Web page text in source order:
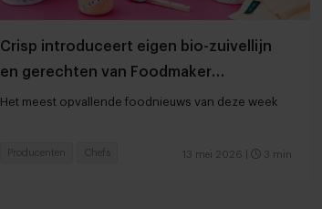
Crisp introduceert eigen bio-zuivellijn
en gerechten van Foodmaker
beschikbaar bij Jumbo
Het meest opvallende foodnieuws van deze week
13 mei 2026 3 min
Producenten Chefs